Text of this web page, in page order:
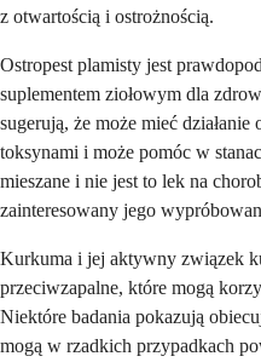
z otwartością i ostrożnością.
Ostropest plamisty jest
suplementem ziołowym dla
sugerują, że może mieć
toksynami i może pomóc w
mieszane i nie jest to lek na
zainteresowany jego
Kurkuma i jej aktywny związek
przeciwzapalne, które mogą
Niektóre badania pokazują
mogą w rzadkich przypadkach